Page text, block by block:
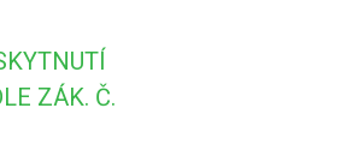
ZÁK. Č.